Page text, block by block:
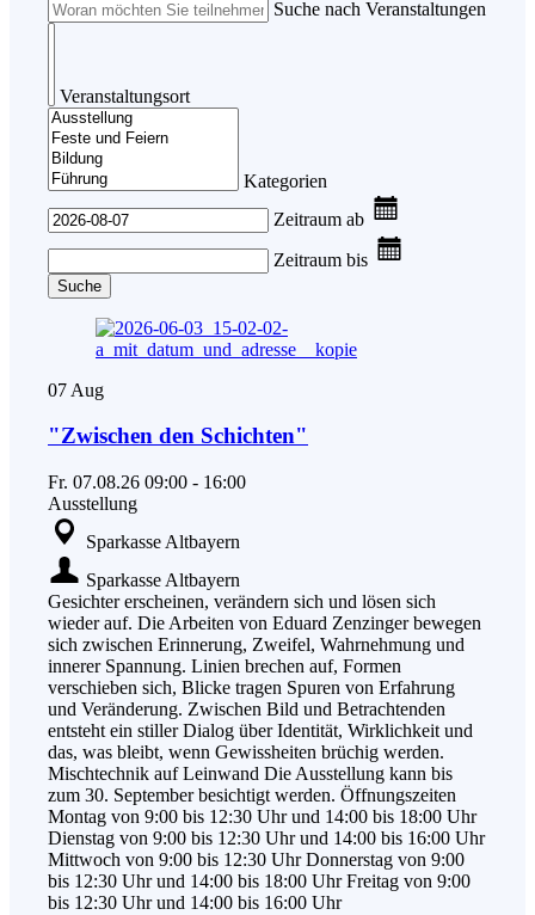
Suche nach Veranstaltungen
Veranstaltungsort
Kategorien
Zeitraum ab
Zeitraum bis
Suche
07 Aug
"Zwischen den Schichten"
Fr. 07.08.26 09:00 - 16:00
Ausstellung
Sparkasse Altbayern
Sparkasse Altbayern
Gesichter erscheinen, verändern sich und lösen sich
wieder auf. Die Arbeiten von Eduard Zenzinger bewegen
sich zwischen Erinnerung, Zweifel, Wahrnehmung und
innerer Spannung. Linien brechen auf, Formen
verschieben sich, Blicke tragen Spuren von Erfahrung
und Veränderung. Zwischen Bild und Betrachtenden
entsteht ein stiller Dialog über Identität, Wirklichkeit und
das, was bleibt, wenn Gewissheiten brüchig werden.
Mischtechnik auf Leinwand Die Ausstellung kann bis
zum 30. September besichtigt werden. Öffnungszeiten
Montag von 9:00 bis 12:30 Uhr und 14:00 bis 18:00 Uhr
Dienstag von 9:00 bis 12:30 Uhr und 14:00 bis 16:00 Uhr
Mittwoch von 9:00 bis 12:30 Uhr Donnerstag von 9:00
bis 12:30 Uhr und 14:00 bis 18:00 Uhr Freitag von 9:00
bis 12:30 Uhr und 14:00 bis 16:00 Uhr